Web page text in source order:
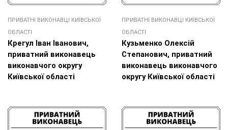
ПРИВАТНІ ВИКОНАВЦІ КИЇВСЬКОЇ
ОБЛАСТІ
Крегул Іван Іванович,
приватний виконавець
виконавчого округу
Київської області
ПРИВАТНІ ВИКОНАВЦІ КИЇВСЬКОЇ
ОБЛАСТІ
Кузьменко Олексій
Степанович, приватний
виконавець виконавчого
округу Київської області